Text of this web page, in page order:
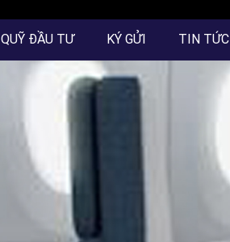
QUỸ ĐẦU TƯ KÝ GỬI TIN TỨC